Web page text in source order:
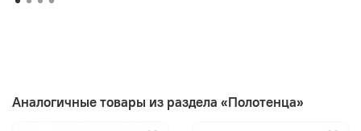
Аналогичные товары из раздела «Полотенца»